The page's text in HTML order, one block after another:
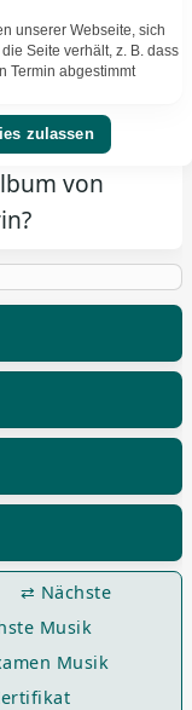
Dont Start
von
⇄ Nächste
Musik
Musik
unserer Webseite, sich
Seite verhält, z. B. dass
Termin abgestimmt